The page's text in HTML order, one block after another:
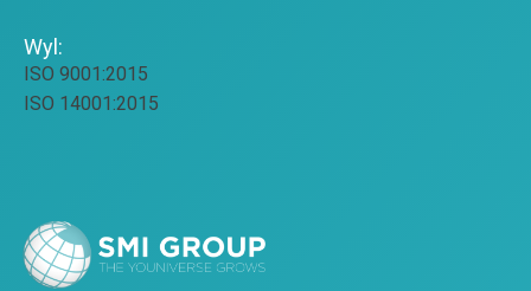
Wyl:
ISO 9001:2015
ISO 14001:2015